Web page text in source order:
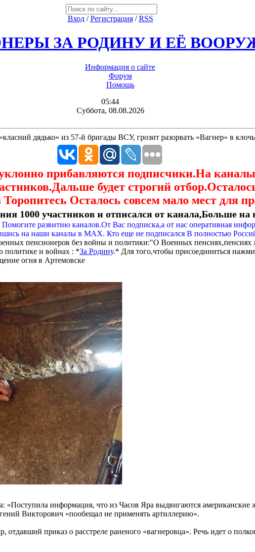
Вход/Регистрация/RSS
ЗА РОДИНУ И ЕЁ
Информация о сайте
Форум
Помощь
05:44
Суббота, 08.08.2026
дядько» из 57-й бригады ВСУ, грозит разорвать «Вагнер» в
прибавляются подписчики.На
будет строгий
Осталось совсем мало мест для
1000 участников и отписался от канала,Больше на
развитию каналов.От Вас подписка,а от нас оперативная
на наши каналы в МАХ. Кто еще не подписался В полностью
пенсионеров без войны и политики:"О Военных
политике и войнах : *За Родину.* Для того,чтобы присоединиться
огня в Артемовске
информация, что из Часов Яра выдвигаются
Викторович «пообещал не применять артиллерию».
приказ о расстреле раненого «вагнеровца». Речь идет о